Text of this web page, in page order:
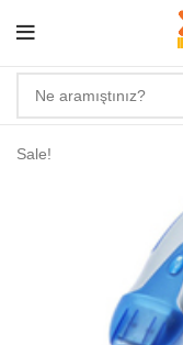
Sale!